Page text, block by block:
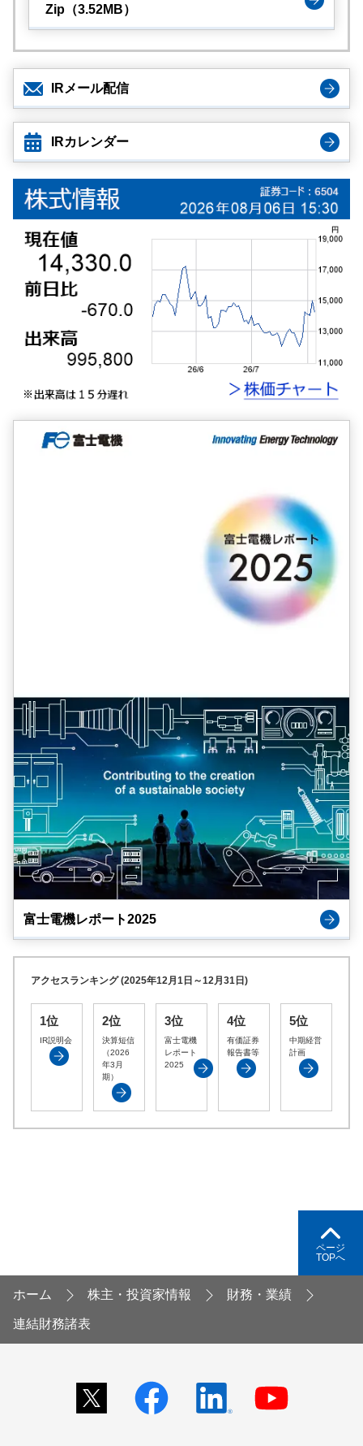
Zip（3.52MB）
IRメール配信
IRカレンダー
富士電機レポート2025
アクセスランキング (2025年12月1日～12月31日)
1位
IR説明会
2位
決算短信
（2026
年3月
期）
3位
富士電機
レポート
2025
4位
有価証券
報告書等
5位
中期経営
計画
ページ
TOPへ
ホーム 株主・投資家情報 財務・業績
連結財務諸表